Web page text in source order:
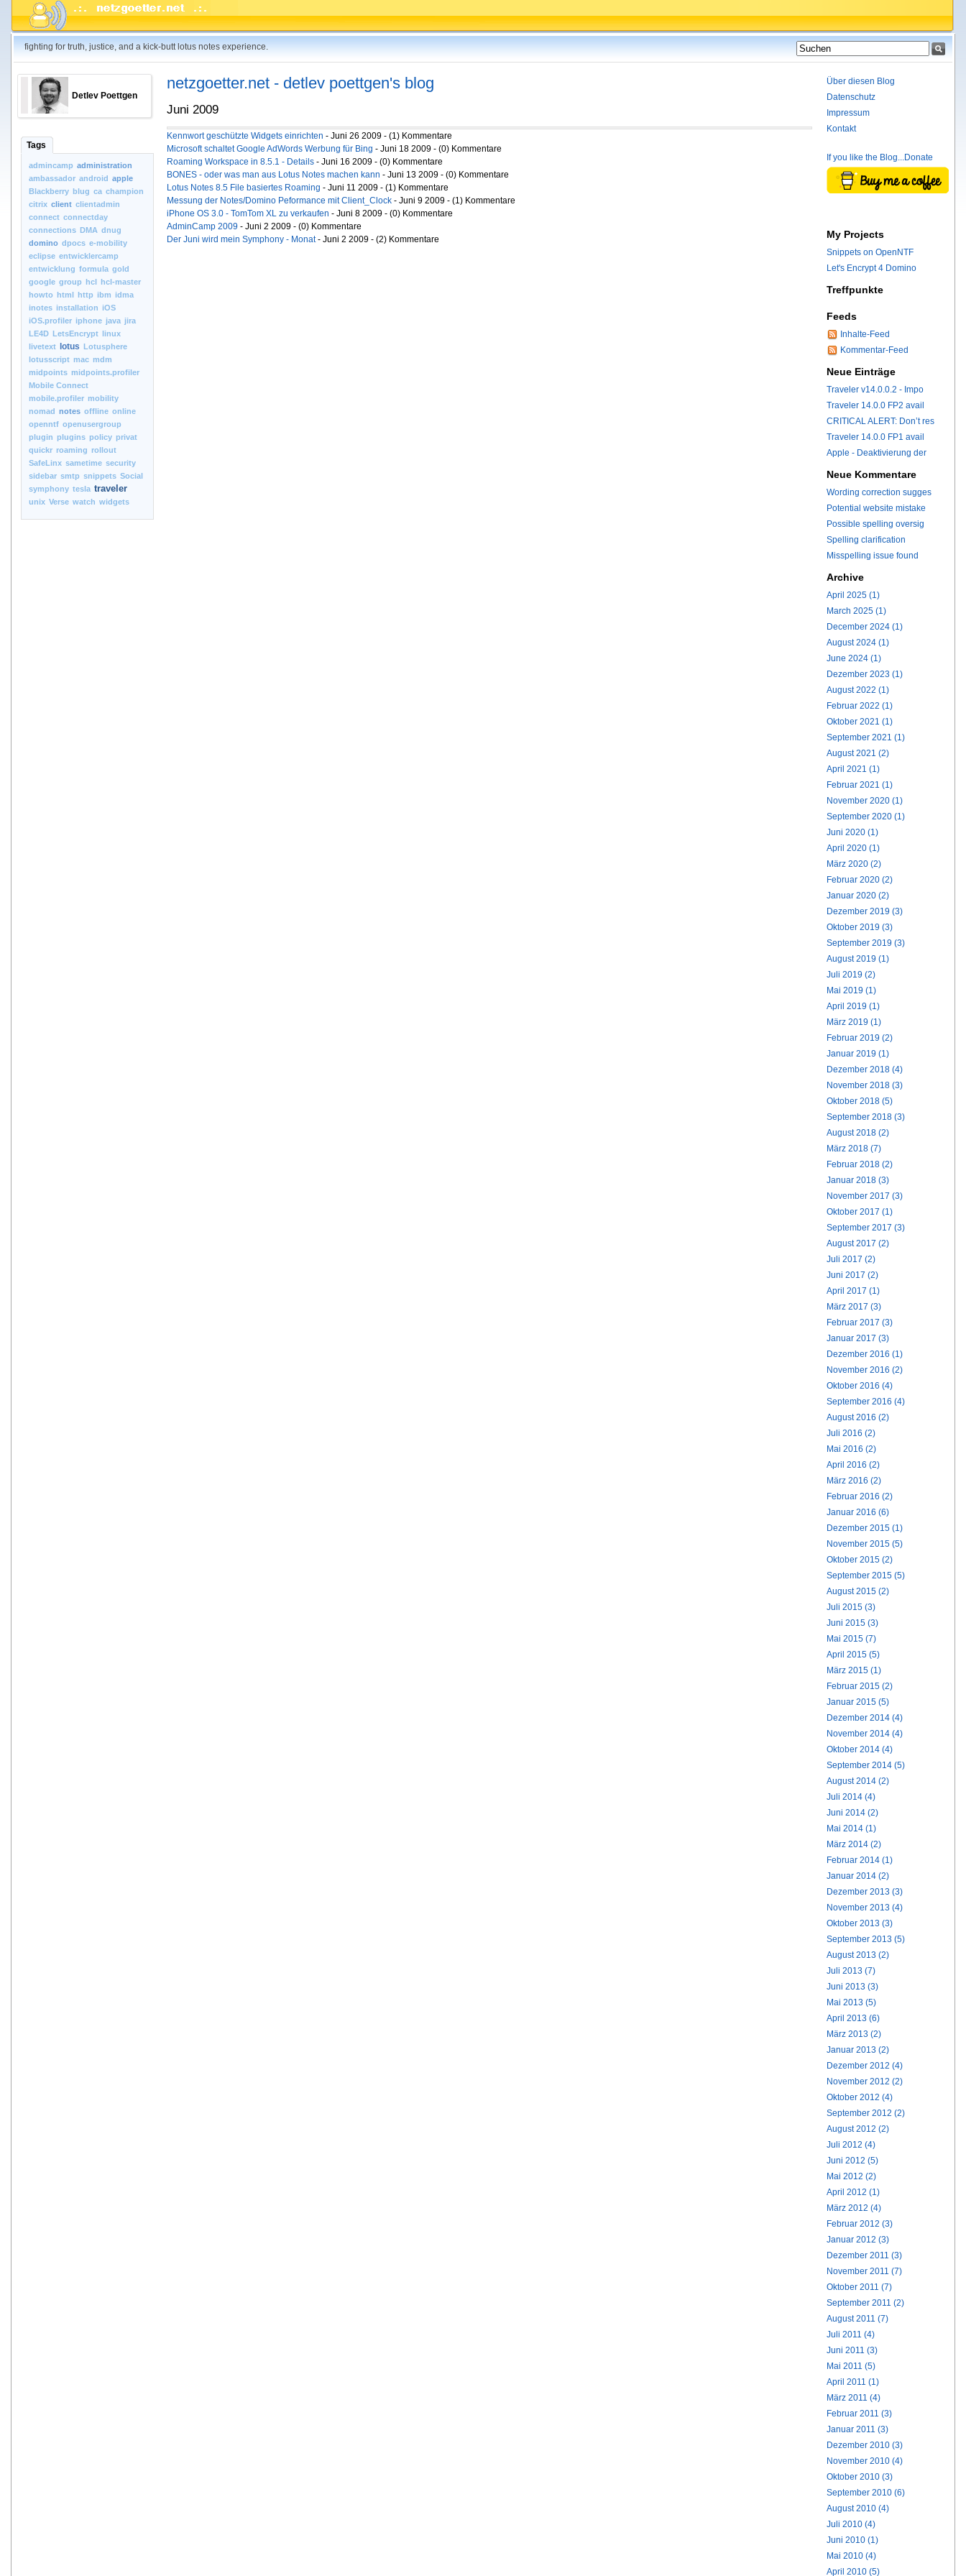
fighting for truth, justice, and a kick-butt lotus notes experience.
Detlev Poettgen
Tags
admincamp administration
ambassador android apple
Blackberry blug ca champion
citrix client clientadmin
connect connectday
connections DMA dnug
domino dpocs e-mobility
eclipse entwicklercamp
entwicklung formula gold
google group hcl hcl-master
howto html http ibm idma
inotes installation iOS
iOS.profiler iphone java jira
LE4D LetsEncrypt linux
livetext
lotus Lotusphere
lotusscript mac mdm
midpoints midpoints.profiler
Mobile Connect
mobile.profiler mobility
nomad notes offline online
openntf openusergroup
plugin plugins policy privat
quickr roaming rollout
SafeLinx sametime security
sidebar smtp snippets Social
symphony tesla traveler
unix Verse watch widgets
netzgoetter.net - detlev poettgen's blog
Juni 2009
Kennwort geschützte Widgets einrichten - Juni 26 2009 - (1) Kommentare
Microsoft schaltet Google AdWords Werbung für Bing - Juni 18 2009 - (0) Kommentare
Roaming Workspace in 8.5.1 - Details - Juni 16 2009 - (0) Kommentare
BONES - oder was man aus Lotus Notes machen kann - Juni 13 2009 - (0) Kommentare
Lotus Notes 8.5 File basiertes Roaming - Juni 11 2009 - (1) Kommentare
Messung der Notes/Domino Peformance mit Client_Clock - Juni 9 2009 - (1) Kommentare
iPhone OS 3.0 - TomTom XL zu verkaufen - Juni 8 2009 - (0) Kommentare
AdminCamp 2009 - Juni 2 2009 - (0) Kommentare
Der Juni wird mein Symphony - Monat- Juni 2 2009 - (2) Kommentare
Über diesen Blog
Datenschutz
Impressum
Kontakt
If you like the Blog...Donate
My Projects
Snippets on OpenNTF
Let's Encrypt 4 Domino
Treffpunkte
Feeds
Inhalte-Feed
Kommentar-Feed
Neue Einträge
Traveler v14.0.0.2 - Impo
Traveler 14.0.0 FP2 avail
CRITICAL ALERT: Don’t res
Traveler 14.0.0 FP1 avail
Apple - Deaktivierung der
Neue Kommentare
Wording correction sugges
Potential website mistake
Possible spelling oversig
Spelling clarification
Misspelling issue found
Archive
April 2025 (1)
March 2025 (1)
December 2024 (1)
August 2024 (1)
June 2024 (1)
Dezember 2023 (1)
August 2022 (1)
Februar 2022 (1)
Oktober 2021 (1)
September 2021 (1)
August 2021 (2)
April 2021 (1)
Februar 2021 (1)
November 2020 (1)
September 2020 (1)
Juni 2020 (1)
April 2020 (1)
März 2020 (2)
Februar 2020 (2)
Januar 2020 (2)
Dezember 2019 (3)
Oktober 2019 (3)
September 2019 (3)
August 2019 (1)
Juli 2019 (2)
Mai 2019 (1)
April 2019 (1)
März 2019 (1)
Februar 2019 (2)
Januar 2019 (1)
Dezember 2018 (4)
November 2018 (3)
Oktober 2018 (5)
September 2018 (3)
August 2018 (2)
März 2018 (7)
Februar 2018 (2)
Januar 2018 (3)
November 2017 (3)
Oktober 2017 (1)
September 2017 (3)
August 2017 (2)
Juli 2017 (2)
Juni 2017 (2)
April 2017 (1)
März 2017 (3)
Februar 2017 (3)
Januar 2017 (3)
Dezember 2016 (1)
November 2016 (2)
Oktober 2016 (4)
September 2016 (4)
August 2016 (2)
Juli 2016 (2)
Mai 2016 (2)
April 2016 (2)
März 2016 (2)
Februar 2016 (2)
Januar 2016 (6)
Dezember 2015 (1)
November 2015 (5)
Oktober 2015 (2)
September 2015 (5)
August 2015 (2)
Juli 2015 (3)
Juni 2015 (3)
Mai 2015 (7)
April 2015 (5)
März 2015 (1)
Februar 2015 (2)
Januar 2015 (5)
Dezember 2014 (4)
November 2014 (4)
Oktober 2014 (4)
September 2014 (5)
August 2014 (2)
Juli 2014 (4)
Juni 2014 (2)
Mai 2014 (1)
März 2014 (2)
Februar 2014 (1)
Januar 2014 (2)
Dezember 2013 (3)
November 2013 (4)
Oktober 2013 (3)
September 2013 (5)
August 2013 (2)
Juli 2013 (7)
Juni 2013 (3)
Mai 2013 (5)
April 2013 (6)
März 2013 (2)
Januar 2013 (2)
Dezember 2012 (4)
November 2012 (2)
Oktober 2012 (4)
September 2012 (2)
August 2012 (2)
Juli 2012 (4)
Juni 2012 (5)
Mai 2012 (2)
April 2012 (1)
März 2012 (4)
Februar 2012 (3)
Januar 2012 (3)
Dezember 2011 (3)
November 2011 (7)
Oktober 2011 (7)
September 2011 (2)
August 2011 (7)
Juli 2011 (4)
Juni 2011 (3)
Mai 2011 (5)
April 2011 (1)
März 2011 (4)
Februar 2011 (3)
Januar 2011 (3)
Dezember 2010 (3)
November 2010 (4)
Oktober 2010 (3)
September 2010 (6)
August 2010 (4)
Juli 2010 (4)
Juni 2010 (1)
Mai 2010 (4)
April 2010 (5)